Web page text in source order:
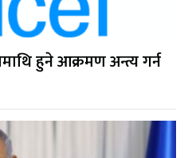
हुने आक्रमण अन्त्य गर्न